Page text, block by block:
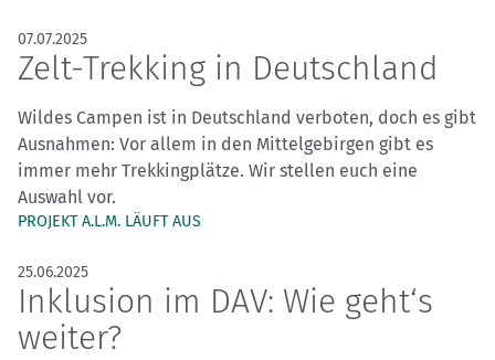
07.07.2025
Zelt-Trekking in Deutschland
Wildes Campen ist in Deutschland verboten, doch es gibt
Ausnahmen: Vor allem in den Mittelgebirgen gibt es
immer mehr Trekkingplätze. Wir stellen euch eine
Auswahl vor.
PROJEKT A.L.M. LÄUFT AUS
25.06.2025
Inklusion im DAV: Wie geht‘s
weiter?